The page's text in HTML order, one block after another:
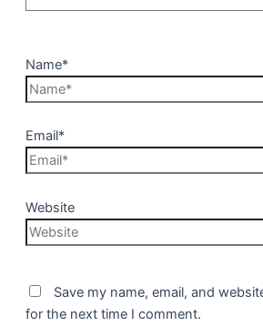
Name*
Email*
Website
Save my name, email, and
for the next time I comment.